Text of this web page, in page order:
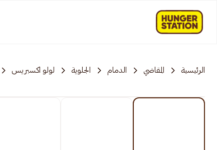
الرئيسية المقاضي الدمام الجلوية لولو اكسبريس